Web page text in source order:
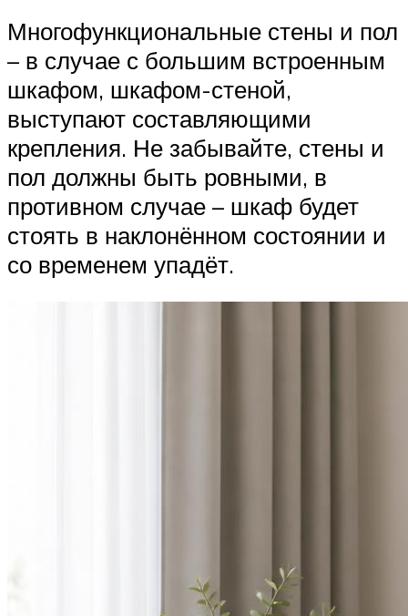
Многофункциональные стены и пол
– в случае с большим встроенным
шкафом, шкафом-стеной,
выступают составляющими
крепления. Не забывайте, стены и
пол должны быть ровными, в
противном случае – шкаф будет
стоять в наклонённом состоянии и
со временем упадёт.